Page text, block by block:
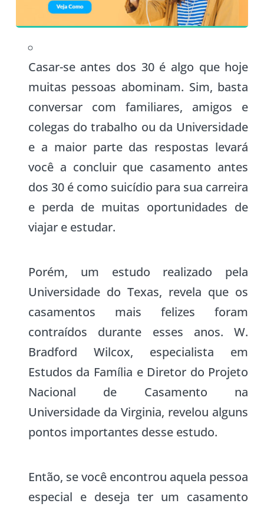
Casar-se antes dos 30 é algo que hoje
muitas pessoas abominam. Sim, basta
conversar com familiares, amigos e
colegas do trabalho ou da Universidade
e a maior parte das respostas levará
você a concluir que casamento antes
dos 30 é como suicídio para sua carreira
e perda de muitas oportunidades de
viajar e estudar.
Porém, um estudo realizado pela
Universidade do Texas, revela que os
casamentos mais felizes foram
contraídos durante esses anos. W.
Bradford Wilcox, especialista em
Estudos da Família e Diretor do Projeto
Nacional de Casamento na
Universidade da Virginia, revelou alguns
pontos importantes desse estudo.
Então, se você encontrou aquela pessoa
especial e deseja ter um casamento